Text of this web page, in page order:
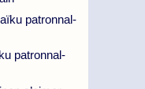
patronnal-
patronnal-